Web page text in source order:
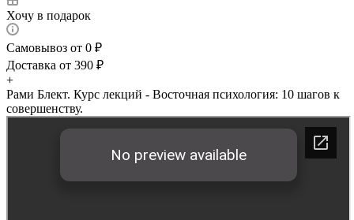
Хочу в подарок
Самовывоз от 0 ₽
Доставка от 390 ₽
+
Рами Блект. Курс лекций - Восточная психология: 10 шагов к
совершенству.